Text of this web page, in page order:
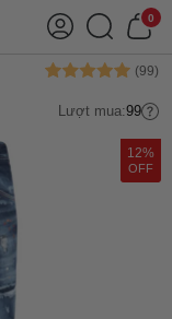
0
Lượt mua:99
12%
OFF